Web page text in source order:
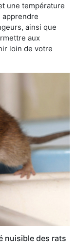
une température
apprendre
ainsi que
aux
loin de votre
nuisible des rats